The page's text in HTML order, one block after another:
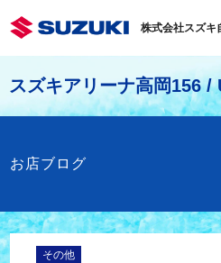
株式会社スズキ
スズキアリーナ高岡156 /
お店ブログ
その他